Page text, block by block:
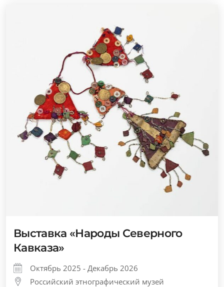
Выставка «Народы Северного
Кавказа»
Октябрь 2025 - Декабрь 2026
Российский этнографический музей